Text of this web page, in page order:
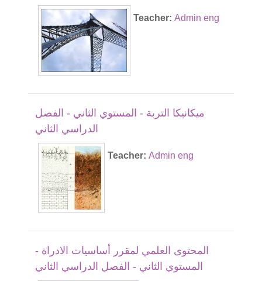
Teacher:Admin eng
ميكانيكا التربة - المستوي الثاني - الفصل
الدراسي الثاني
Teacher:Admin eng
المحتوى العلمي لمقرر أساسيات الادراة -
المستوي الثاني - الفصل الدراسي الثاني